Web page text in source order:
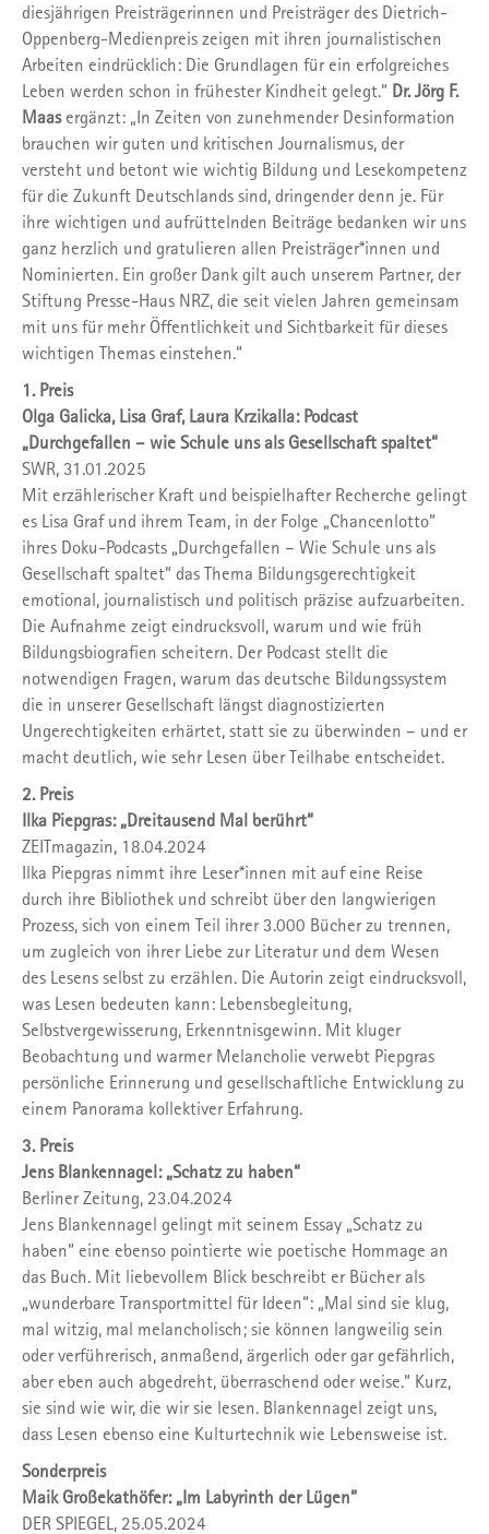
diesjährigen Preisträgerinnen und Preisträger des Dietrich-
Oppenberg-Medienpreis zeigen mit ihren journalistischen
Arbeiten eindrücklich: Die Grundlagen für ein erfolgreiches
Leben werden schon in frühester Kindheit gelegt.“ Dr. Jörg F.
Maasergänzt: „In Zeiten von zunehmender Desinformation
brauchen wir guten und kritischen Journalismus, der
versteht und betont wie wichtig Bildung und Lesekompetenz
für die Zukunft Deutschlands sind, dringender denn je. Für
ihre wichtigen und aufrüttelnden Beiträge bedanken wir uns
ganz herzlich und gratulieren allen Preisträger*innen und
Nominierten. Ein großer Dank gilt auch unserem Partner, der
Stiftung Presse-Haus NRZ, die seit vielen Jahren gemeinsam
mit uns für mehr Öffentlichkeit und Sichtbarkeit für dieses
wichtigen Themas einstehen.“
1. Preis
Olga Galicka, Lisa Graf, Laura Krzikalla: Podcast
„Durchgefallen – wie Schule uns als Gesellschaft spaltet“
SWR, 31.01.2025
Mit erzählerischer Kraft und beispielhafter Recherche gelingt
es Lisa Graf und ihrem Team, in der Folge „Chancenlotto“
ihres Doku-Podcasts „Durchgefallen – Wie Schule uns als
Gesellschaft spaltet“ das Thema Bildungsgerechtigkeit
emotional, journalistisch und politisch präzise aufzuarbeiten.
Die Aufnahme zeigt eindrucksvoll, warum und wie früh
Bildungsbiografien scheitern. Der Podcast stellt die
notwendigen Fragen, warum das deutsche Bildungssystem
die in unserer Gesellschaft längst diagnostizierten
Ungerechtigkeiten erhärtet, statt sie zu überwinden – und er
macht deutlich, wie sehr Lesen über Teilhabe entscheidet.
2. Preis
Ilka Piepgras: „Dreitausend Mal berührt“
ZEITmagazin, 18.04.2024
Ilka Piepgras nimmt ihre Leser*innen mit auf eine Reise
durch ihre Bibliothek und schreibt über den langwierigen
Prozess, sich von einem Teil ihrer 3.000 Bücher zu trennen,
um zugleich von ihrer Liebe zur Literatur und dem Wesen
des Lesens selbst zu erzählen. Die Autorin zeigt eindrucksvoll,
was Lesen bedeuten kann: Lebensbegleitung,
Selbstvergewisserung, Erkenntnisgewinn. Mit kluger
Beobachtung und warmer Melancholie verwebt Piepgras
persönliche Erinnerung und gesellschaftliche Entwicklung zu
einem Panorama kollektiver Erfahrung.
3. Preis
Jens Blankennagel: „Schatz zu haben“
Berliner Zeitung, 23.04.2024
Jens Blankennagel gelingt mit seinem Essay „Schatz zu
haben“ eine ebenso pointierte wie poetische Hommage an
das Buch. Mit liebevollem Blick beschreibt er Bücher als
„wunderbare Transportmittel für Ideen“: „Mal sind sie klug,
mal witzig, mal melancholisch; sie können langweilig sein
oder verführerisch, anmaßend, ärgerlich oder gar gefährlich,
aber eben auch abgedreht, überraschend oder weise.“ Kurz,
sie sind wie wir, die wir sie lesen. Blankennagel zeigt uns,
dass Lesen ebenso eine Kulturtechnik wie Lebensweise ist.
Sonderpreis
Maik Großekathöfer: „Im Labyrinth der Lügen“
DER SPIEGEL, 25.05.2024